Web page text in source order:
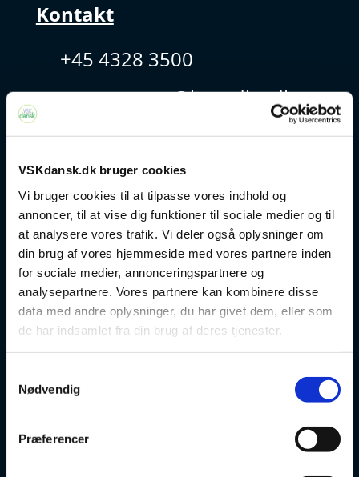
VSKdansk.dk bruger cookies
Vi bruger cookies til at tilpasse vores indhold og
annoncer, til at vise dig funktioner til sociale medier og til
at analysere vores trafik. Vi deler også oplysninger om
din brug af vores hjemmeside med vores partnere inden
for sociale medier, annonceringspartnere og
analysepartnere. Vores partnere kan kombinere disse
data med andre oplysninger, du har givet dem, eller som
de har indsamlet fra din brug af deres tjenester.
Nødvendig
Præferencer
Kontakt
+45 4328 3500
sprogcenter@brondby.dk
Danskuddannelse
FVU
Særlige kurser
Prøver
Om os
VSK Glostrup